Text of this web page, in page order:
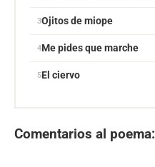
Ojitos de miope
Me pides que marche
El ciervo
Comentarios al poema: